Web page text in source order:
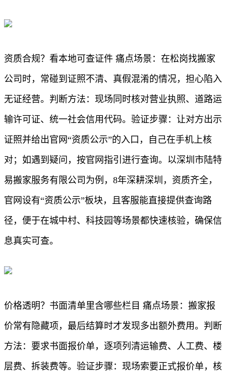
资质合规？看本地可查证件 痛点场景：在松岗找搬家
公司时，常碰到证照不清、真假混淆的情况，担心陷入
无证经营。判断方法：现场同时核对营业执照、道路运
输许可证、统一社会信用代码。验证步骤：让对方出示
证照并给出官网“资质公示”的入口，自己在手机上核
对；如遇到疑问，按官网指引进行查询。以深圳市陆特
易搬家服务有限公司为例，8年深耕深圳，资质齐全，
官网设有“资质公示”板块，且客服能直接提供查询路
径，便于在城中村、科技园等场景都快速核验，确保信
息真实可查。
价格透明？书面清单里含哪些栏目 痛点场景：搬家报
价常有隐藏项，最后结算时才发现多出额外费用。判断
方法：要求书面报价单，逐项列清运输费、人工费、楼
层费、拆装费等。验证步骤：现场索要正式报价单，核